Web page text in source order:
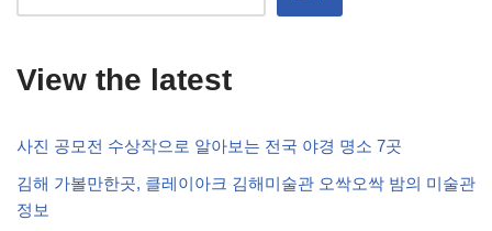
View the latest
사진 공모전 수상작으로 알아보는 전국 야경 명소 7곳
김해 가볼만한곳, 클레이아크 김해미술관 오싹오싹 밤의 미술관
정보